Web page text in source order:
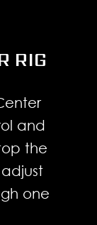
RIG
and
the
one